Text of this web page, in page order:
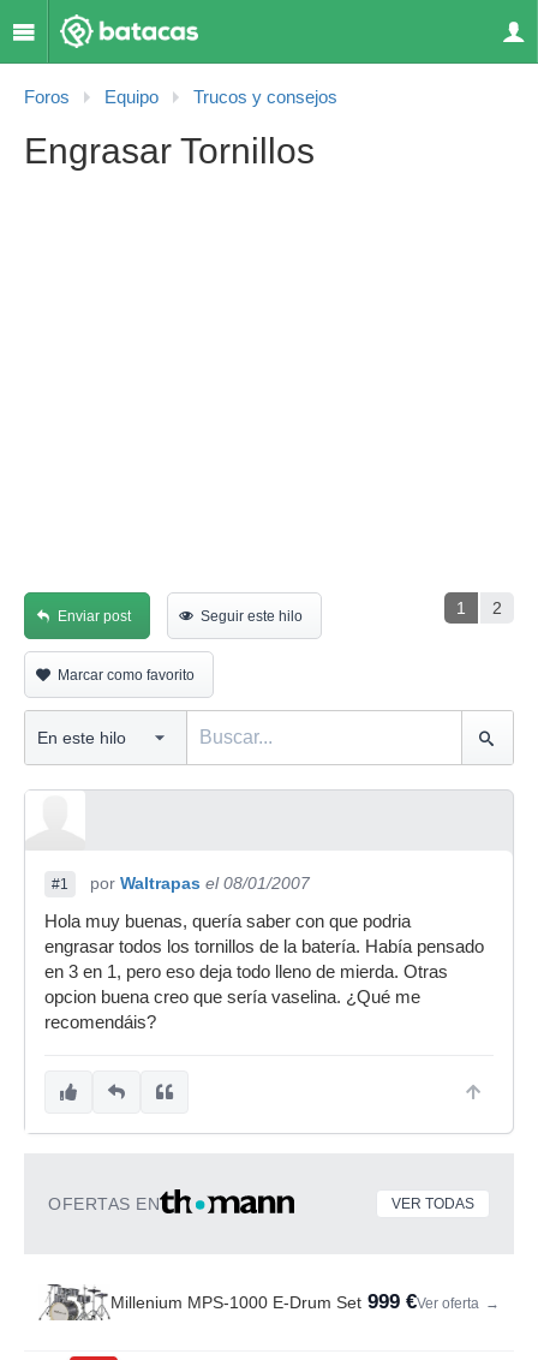
Foros Equipo Trucos y consejos
Engrasar Tornillos
1 2
Enviar post Seguir este hilo
Marcar como favorito
#1 por Waltrapas el 08/01/2007
Hola muy buenas, quería saber con que podria
engrasar todos los tornillos de la batería. Había pensado
en 3 en 1, pero eso deja todo lleno de mierda. Otras
opcion buena creo que sería vaselina. ¿Qué me
recomendáis?
OFERTAS EN VER TODAS
Millenium MPS-1000 E-Drum Set 999 €Ver oferta →